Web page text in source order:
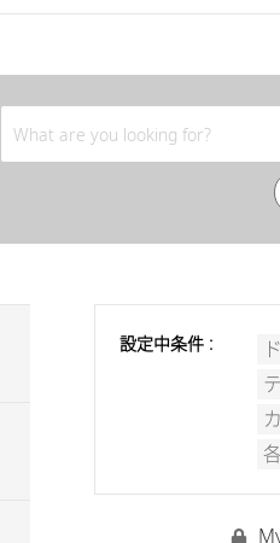
設定中条件 :